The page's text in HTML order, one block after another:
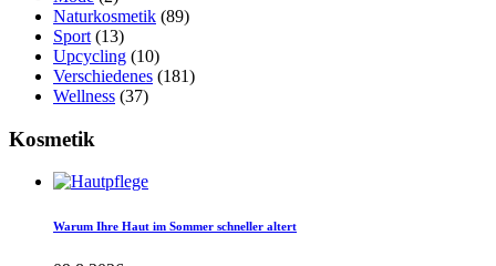
Naturkosmetik (89)
Sport (13)
Upcycling (10)
Verschiedenes (181)
Wellness (37)
Kosmetik
Warum Ihre Haut im Sommer schneller altert